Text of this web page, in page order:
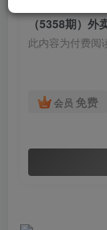
此内容为付费阅
会员 免费